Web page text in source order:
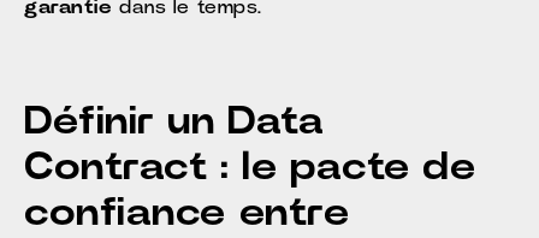
garantie dans le temps.
Définir un Data
Contract : le pacte de
confiance entre